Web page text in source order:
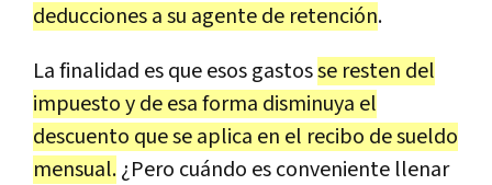
deducciones a su agente de retención.
La finalidad es que esos gastosse resten del
impuesto y de esa forma disminuya el
descuento que se aplica en el recibo de sueldo
mensual.¿Pero cuándo es conveniente llenar